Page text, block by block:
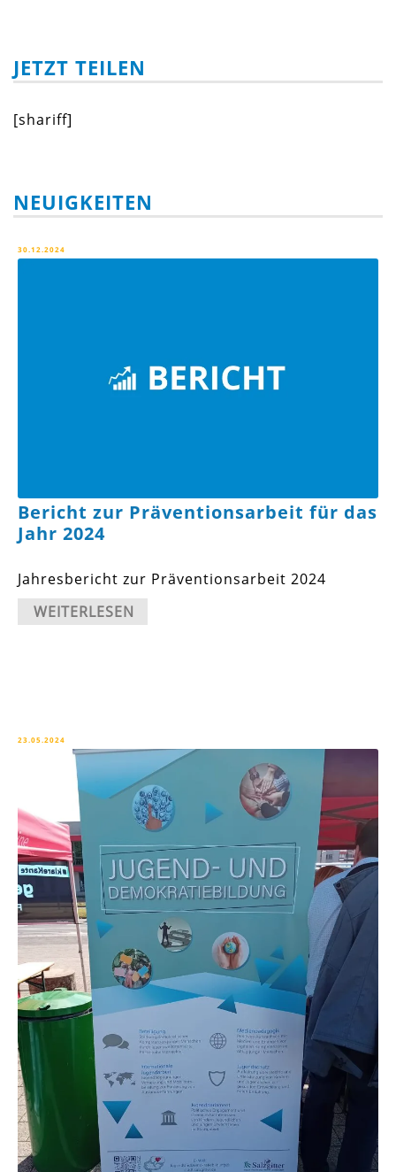
JETZT TEILEN
[shariff]
NEUIGKEITEN
30.12.2024
Bericht zur Präventionsarbeit für das
Jahr 2024
Jahresbericht zur Präventionsarbeit 2024
WEITERLESEN
23.05.2024